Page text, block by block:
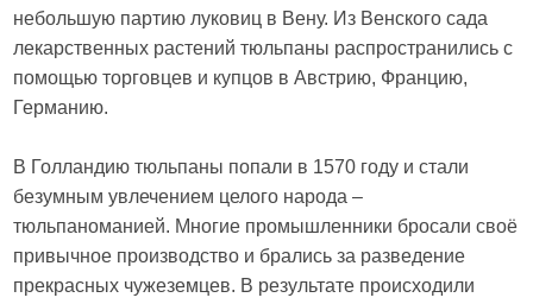
небольшую партию луковиц в Вену. Из Венского сада
лекарственных растений тюльпаны распространились с
помощью торговцев и купцов в Австрию, Францию,
Германию.
В Голландию тюльпаны попали в 1570 году и стали
безумным увлечением целого народа –
тюльпаноманией. Многие промышленники бросали своё
привычное производство и брались за разведение
прекрасных чужеземцев. В результате происходили